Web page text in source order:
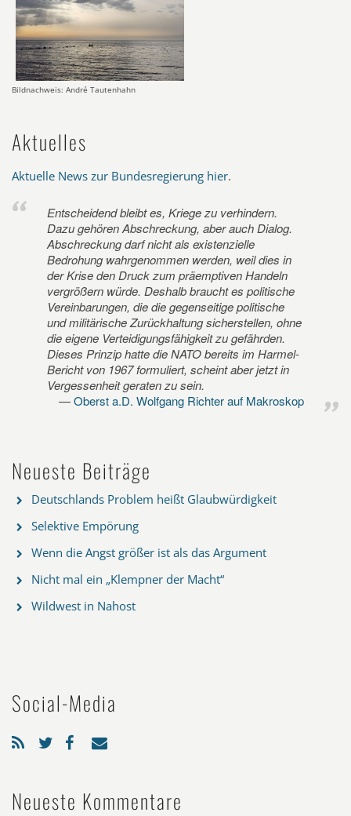
Bildnachweis: André Tautenhahn
Aktuelles
Aktuelle News zur Bundesregierung hier.
Entscheidend bleibt es, Kriege zu verhindern.
Dazu gehören Abschreckung, aber auch Dialog.
Abschreckung darf nicht als existenzielle
Bedrohung wahrgenommen werden, weil dies in
der Krise den Druck zum präemptiven Handeln
vergrößern würde. Deshalb braucht es politische
Vereinbarungen, die die gegenseitige politische
und militärische Zurückhaltung sicherstellen, ohne
die eigene Verteidigungsfähigkeit zu gefährden.
Dieses Prinzip hatte die NATO bereits im Harmel-
Bericht von 1967 formuliert, scheint aber jetzt in
Vergessenheit geraten zu sein.
Oberst a.D. Wolfgang Richter auf Makroskop
Neueste Beiträge
Deutschlands Problem heißt Glaubwürdigkeit
Selektive Empörung
Wenn die Angst größer ist als das Argument
Nicht mal ein „Klempner der Macht“
Wildwest in Nahost
Social-Media
Neueste Kommentare